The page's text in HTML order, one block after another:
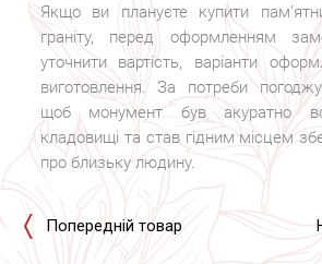
Якщо ви плануєте купити
граніту, перед оформленням
уточнити вартість, варіанти
виготовлення. За потреби
щоб монумент був акуратно
кладовищі та став гідним місцем
про близьку людину.
Попередній товар